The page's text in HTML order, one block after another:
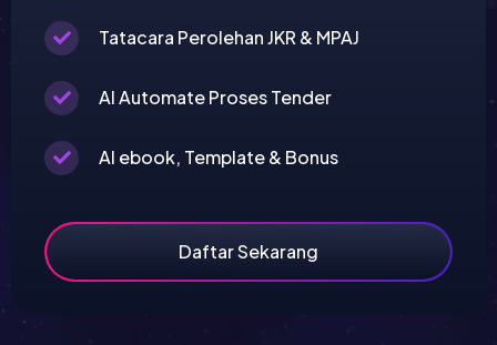
Tatacara Perolehan JKR & MPAJ
AI Automate Proses Tender
AI ebook, Template & Bonus
Daftar Sekarang